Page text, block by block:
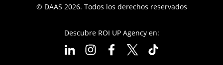
© DAAS 2026. Todos los derechos reservados
Descubre ROI UP Agency en: